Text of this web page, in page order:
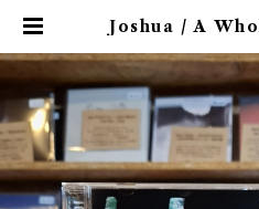
Joshua / A
o